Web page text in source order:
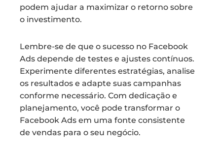
podem ajudar a maximizar o retorno sobre
o investimento.
Lembre-se de que o sucesso no Facebook
Ads depende de testes e ajustes contínuos.
Experimente diferentes estratégias, analise
os resultados e adapte suas campanhas
conforme necessário. Com dedicação e
planejamento, você pode transformar o
Facebook Ads em uma fonte consistente
de vendas para o seu negócio.